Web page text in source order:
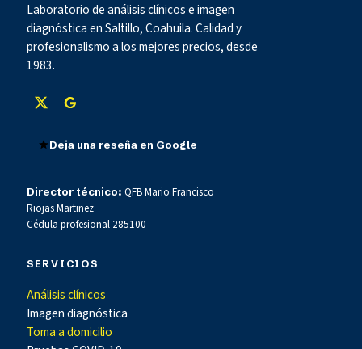
Laboratorio de análisis clínicos e imagen
diagnóstica en Saltillo, Coahuila. Calidad y
profesionalismo a los mejores precios, desde
1983.
Deja una reseña en Google
Director técnico: QFB Mario Francisco
Riojas Martinez
Cédula profesional 285100
SERVICIOS
Análisis clínicos
Imagen diagnóstica
Toma a domicilio